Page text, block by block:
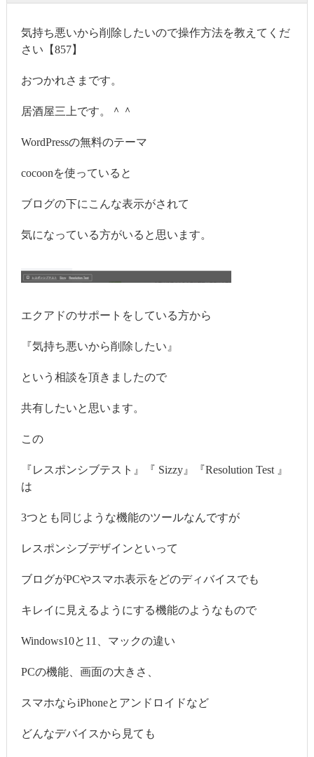
気持ち悪いから削除したいので操作方法を教えてくだ
さい【857】
おつかれさまです。
居酒屋三上です。＾＾
WordPressの無料のテーマ
cocoonを使っていると
ブログの下にこんな表示がされて
気になっている方がいると思います。
エクアドのサポートをしている方から
『気持ち悪いから削除したい』
という相談を頂きましたので
共有したいと思います。
この
『レスポンシブテスト』『 Sizzy』『Resolution Test 』
は
3つとも同じような機能のツールなんですが
レスポンシブデザインといって
ブログがPCやスマホ表示をどのディバイスでも
キレイに見えるようにする機能のようなもので
Windows10と11、マックの違い
PCの機能、画面の大きさ、
スマホならiPhoneとアンドロイドなど
どんなデバイスから見ても